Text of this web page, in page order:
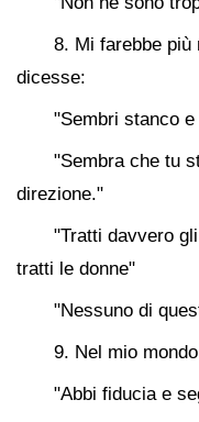
8. Mi farebbe più
dicesse:
"Sembri stanco
"Sembra che tu
direzione."
"Tratti davvero
tratti le donne"
"Nessuno di
9. Nel mio
"Abbi fiducia e